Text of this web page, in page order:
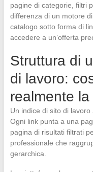
pagine di categorie, filtri
differenza di un motore
catalogo sotto forma di
accedere a un’offerta
Struttura di
di lavoro:
realmente
Un indice di sito di
Ogni link punta a una
pagina di risultati filtrati
professionale che
gerarchica.